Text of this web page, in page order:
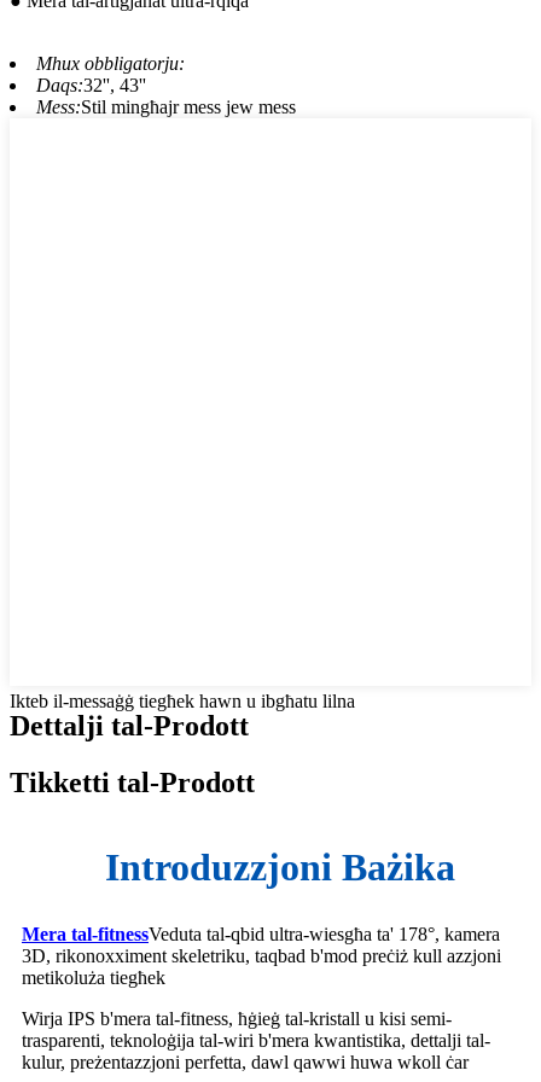
Mhux obbligatorju:
Daqs:32'', 43''
Mess:Stil mingħajr mess jew mess
Ikteb il-messaġġ tiegħek hawn u ibgħatu lilna
Dettalji tal-Prodott
Tikketti tal-Prodott
Introduzzjoni Bażika
Mera tal-fitnessVeduta tal-qbid ultra-wiesgħa ta' 178°, kamera
3D, rikonoxximent skeletriku, taqbad b'mod preċiż kull azzjoni
metikoluża tiegħek
Wirja IPS b'mera tal-fitness, ħġieġ tal-kristall u kisi semi-
trasparenti, teknoloġija tal-wiri b'mera kwantistika, dettalji tal-
kulur, preżentazzjoni perfetta, dawl qawwi huwa wkoll ċar